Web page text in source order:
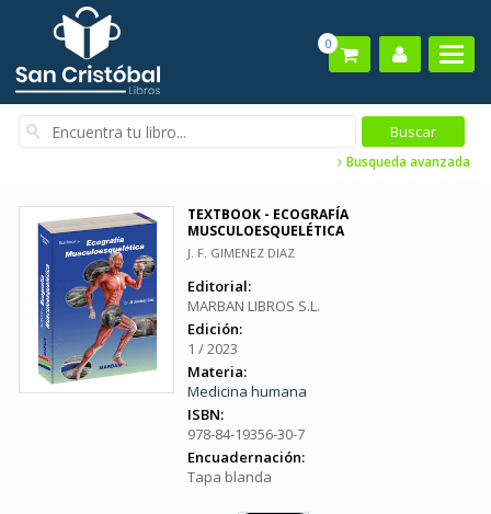
0
Busqueda avanzada
TEXTBOOK - ECOGRAFÍA
MUSCULOESQUELÉTICA
J. F. GIMENEZ DIAZ
Editorial:
MARBAN LIBROS S.L.
Edición:
1 / 2023
Materia:
Medicina humana
ISBN:
978-84-19356-30-7
Encuadernación:
Tapa blanda